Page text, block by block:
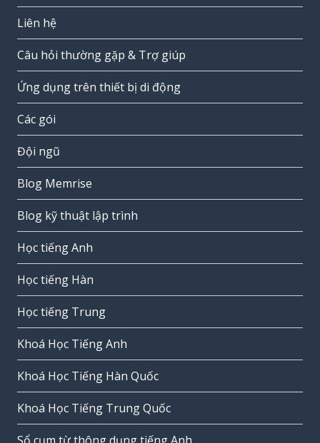
Liên hệ
Câu hỏi thường gặp & Trợ giúp
Ứng dụng trên thiết bị di động
Các gói
Đội ngũ
Blog Memrise
Blog kỹ thuật lập trình
Học tiếng Anh
Học tiếng Hàn
Học tiếng Trung
Khoá Học Tiếng Anh
Khoá Học Tiếng Hàn Quốc
Khoá Học Tiếng Trung Quốc